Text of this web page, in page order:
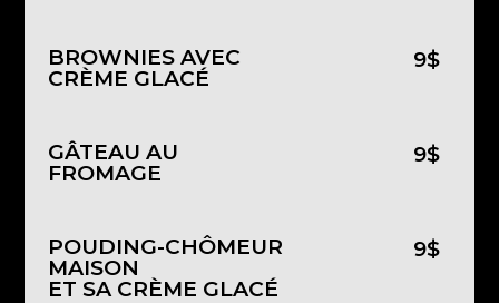
BROWNIES AVEC
CRÈME GLACÉ
9$
GÂTEAU AU
FROMAGE
9$
POUDING-CHÔMEUR
MAISON
ET SA CRÈME GLACÉ
9$